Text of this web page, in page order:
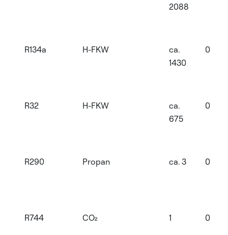
2088
R134a H-FKW
ca.
1430
0
R32 H-FKW
ca.
675
0
R290 Propan ca. 3 0
R744 CO₂ 1 0